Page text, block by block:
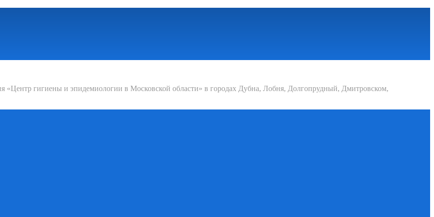
«Центр гигиены и эпидемиологии в Московской области» в городах Дубна, Лобня, Долгопрудный, Дмитровском,